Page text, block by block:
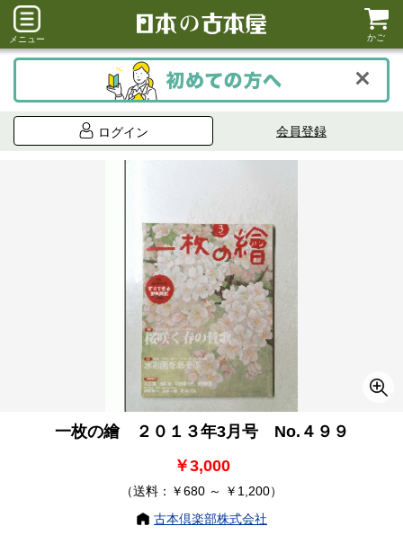
メニュー かご
ログイン 会員登録
一枚の繪 ２０１３年3月号 No.４９９
￥3,000
（送料：￥680 ～ ￥1,200）
古本倶楽部株式会社